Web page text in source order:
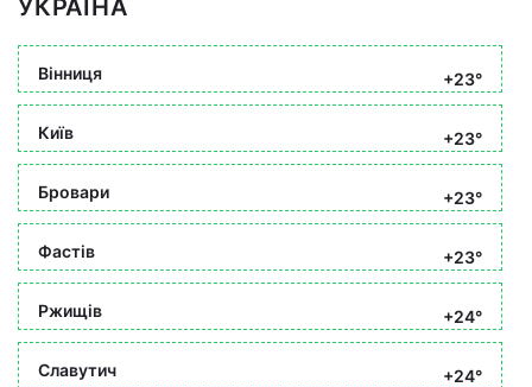
УКРАЇНА
Вінниця +23°
Київ +23°
Бровари +23°
Фастів +23°
Ржищів +24°
Славутич
+24°